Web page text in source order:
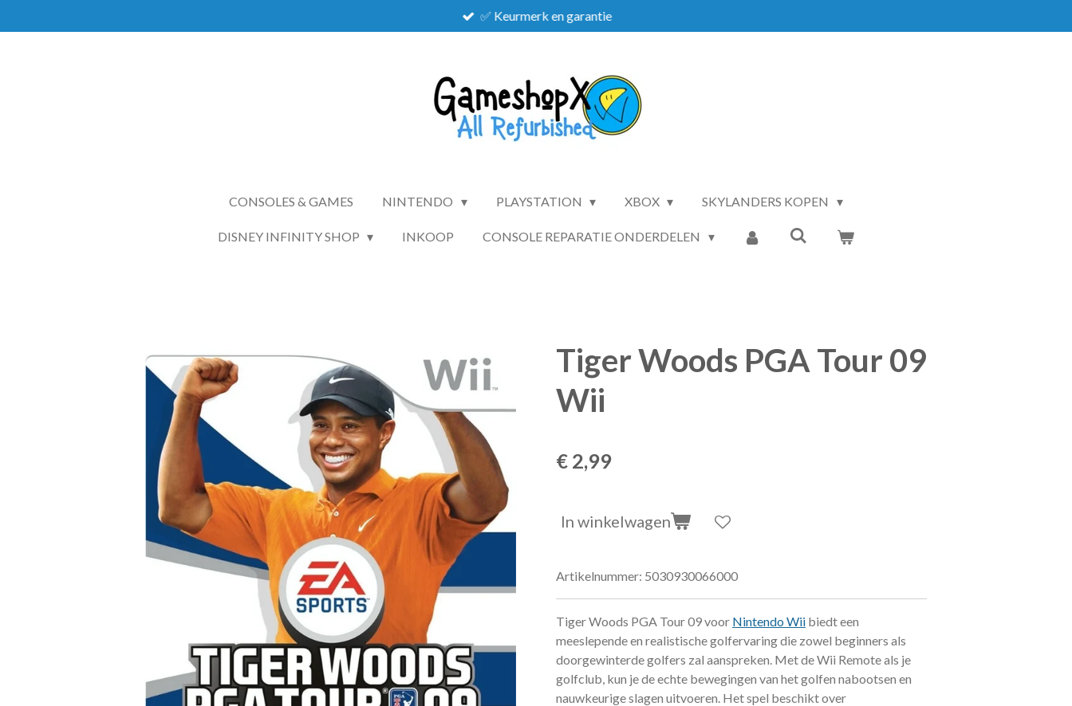
direct
✅ Keurmerk en garantie
CONSOLES & GAMES NINTENDO PLAYSTATION XBOX SKYLANDERS KOPEN
DISNEY INFINITY SHOP INKOOP CONSOLE REPARATIE ONDERDELEN
Tiger Woods PGA Tour 09
Wii
€ 2,99
In winkelwagen
Artikelnummer: 5030930066000
Tiger Woods PGA Tour 09 voor Nintendo Wii biedt een
meeslepende en realistische golfervaring die zowel beginners als
doorgewinterde golfers zal aanspreken. Met de Wii Remote als je
golfclub, kun je de echte bewegingen van het golfen nabootsen en
nauwkeurige slagen uitvoeren. Het spel beschikt over